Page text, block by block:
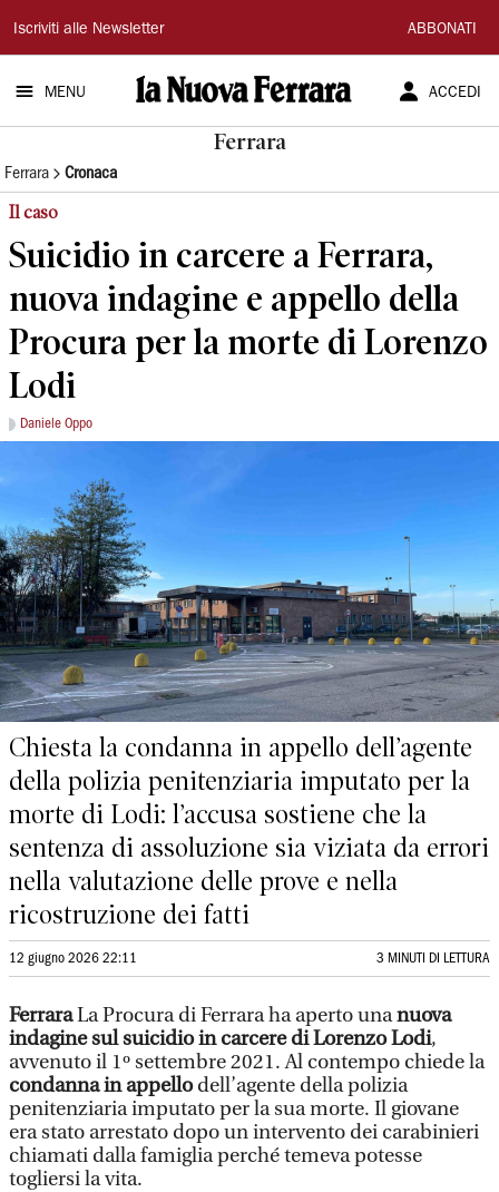
La
Nuova
Ferrara
Iscriviti alle Newsletter ABBONATI
MENU ACCEDI
Ferrara
Ferrara Cronaca
Il caso
Suicidio in carcere a Ferrara,
nuova indagine e appello della
Procura per la morte di Lorenzo
Lodi
Daniele Oppo
Chiesta la condanna in appello dell’agente
della polizia penitenziaria imputato per la
morte di Lodi: l’accusa sostiene che la
sentenza di assoluzione sia viziata da errori
nella valutazione delle prove e nella
ricostruzione dei fatti
12 giugno 2026 22:11 3 MINUTI DI LETTURA
FerraraLa Procura di Ferrara ha aperto unanuova
indagine sul suicidio in carcere di Lorenzo Lodi,
avvenuto il 1º settembre 2021. Al contempo chiede la
condanna in appellodell’agente della polizia
penitenziaria imputato per la sua morte. Il giovane
era stato arrestato dopo un intervento dei carabinieri
chiamati dalla famiglia perché temeva potesse
togliersi la vita.